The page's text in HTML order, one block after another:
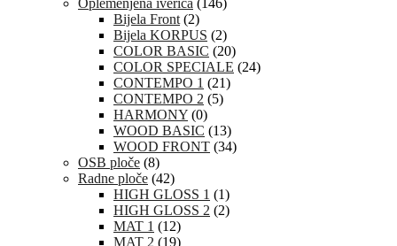
Oplemenjena iverica (146)
Bijela Front (2)
Bijela KORPUS (2)
COLOR BASIC (20)
COLOR SPECIALE (24)
CONTEMPO 1 (21)
CONTEMPO 2 (5)
HARMONY (0)
WOOD BASIC (13)
WOOD FRONT (34)
OSB ploče (8)
Radne ploče (42)
HIGH GLOSS 1 (1)
HIGH GLOSS 2 (2)
MAT 1 (12)
MAT 2 (19)